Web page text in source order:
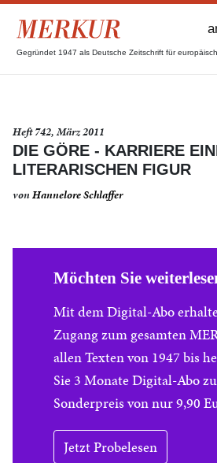
Gegründet 1947 als Deutsche Zeitschrift für
Heft 742, März 2011
DIE GÖRE - KARRIERE
LITERARISCHEN FIGUR
vonHannelore Schlaffer
Möchten Sie
Mit dem Digital-Abo
Zugang zum gesamten
allen Texten von 1947 bis
Sie 3 Monate Digital-Abo
Sonderpreis von nur 9,90
Jetzt Probelesen